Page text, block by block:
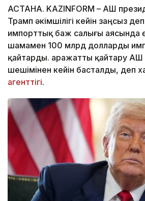
АСТАНА. KAZINFORM – АҚШ
Трамп әкімшілігі кейін заңсыз
импорттық баж салығы аясында
шамамен 100 млрд долларды
қайтарды. Қаражатты қайтару
шешімінен кейін басталды, деп
агенттігі.